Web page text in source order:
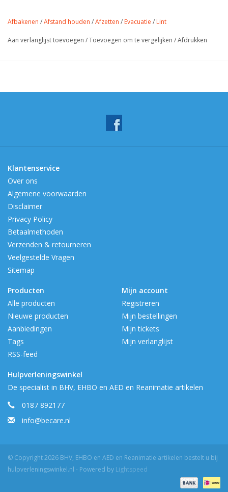
Afbakenen /Afstand houden /Afzetten / Evacuatie / Lint
Aan verlanglijst toevoegen /Toevoegen om te vergelijken /Afdrukken
Klantenservice
Over ons
Algemene voorwaarden
Disclaimer
Privacy Policy
Betaalmethoden
Verzenden & retourneren
Veelgestelde Vragen
Sitemap
Producten
Alle producten
Nieuwe producten
Aanbiedingen
Tags
RSS-feed
Mijn account
Registreren
Mijn bestellingen
Mijn tickets
Mijn verlanglijst
Hulpverleningswinkel
De specialist in BHV, EHBO en AED en Reanimatie artikelen
0187 892177
info@becare.nl
© Copyright 2026 BHV, EHBO en AED en Reanimatie artikelen bestelt u bij
hulpverleningswinkel.nl - Powered by Lightspeed